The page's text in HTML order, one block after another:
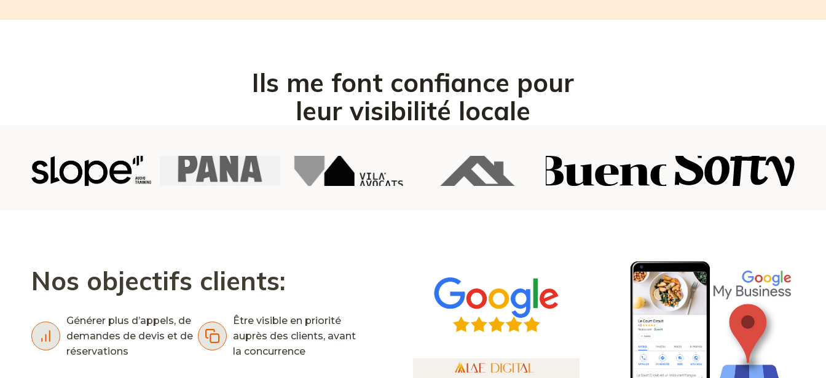
Ils me font confiance pour
leur visibilité locale
Nos objectifs clients:
Générer plus d’appels, de
demandes de devis et de
réservations
Être visible en priorité
auprès des clients, avant
la concurrence